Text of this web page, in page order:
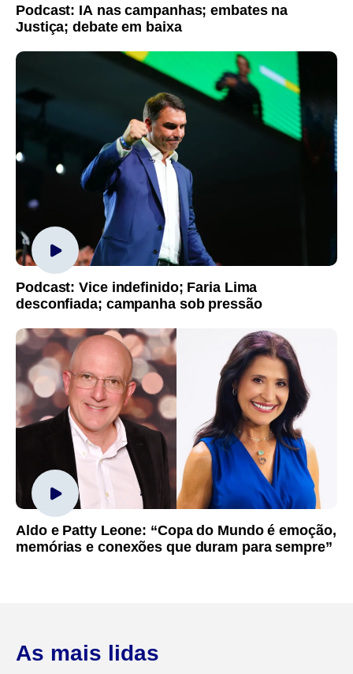
Podcast: IA nas campanhas; embates na
Justiça; debate em baixa
Podcast: Vice indefinido; Faria Lima
desconfiada; campanha sob pressão
Aldo e Patty Leone: “Copa do Mundo é emoção,
memórias e conexões que duram para sempre”
As mais lidas